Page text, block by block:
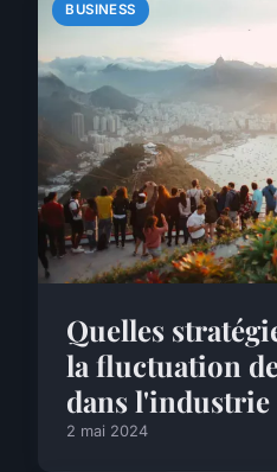
BUSINESS
Quelles
la fluctuation
dans
2 mai 2024